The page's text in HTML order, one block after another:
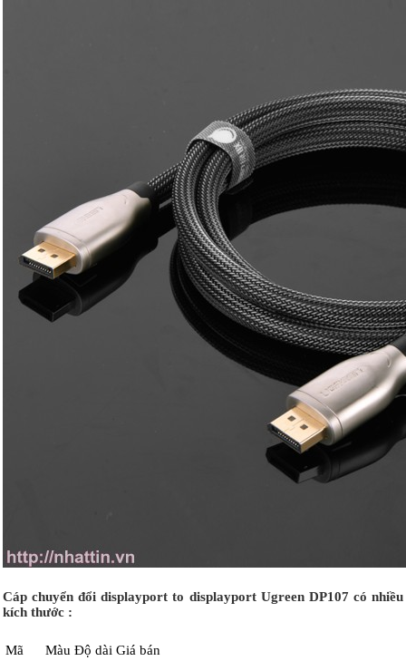
Cáp chuyển đổi displayport to displayport Ugreen DP107 có nhiều
kích thước :
Mã Màu Độ dài Giá bán